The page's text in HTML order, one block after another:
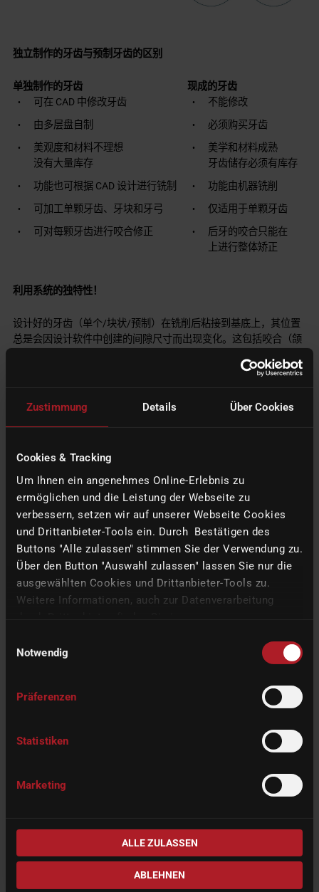
Zustimmung Details Über Cookies
Cookies & Tracking
Um Ihnen ein angenehmes Online-Erlebnis zu
ermöglichen und die Leistung der Webseite zu
verbessern, setzen wir auf unserer Webseite Cookies
und Drittanbieter-Tools ein. Durch Bestätigen des
Buttons "Alle zulassen" stimmen Sie der Verwendung zu.
Über den Button "Auswahl zulassen" lassen Sie nur die
ausgewählten Cookies und Drittanbieter-Tools zu.
Weitere Informationen, auch zur Datenverarbeitung
Notwendig
Präferenzen
Statistiken
Marketing
ALLE ZULASSEN
ABLEHNEN
独立制作的牙齿与预制牙齿的区别
单独制作的牙齿
现成的牙齿
可在 CAD 中修改牙齿
由多层盘自制
美观度和材料不理想
没有大量库存
功能也可根据 CAD 设计进行铣制
可加工单颗牙齿、牙块和牙弓
可对每颗牙齿进行咬合修正
不能修改
必须购买牙齿
美学和材料成熟
牙齿储存必须有库存
功能由机器铣削
仅适用于单颗牙齿
后牙的咬合只能在
上进行整体矫正
利用系统的独特性！
设计好的牙齿（单个/块状/预制）在铣削后粘接到基底上，其位置
总是会因设计软件中创建的间隙尺寸而出现变化。这包括咬合（颌
通过在 iCAM V5 智能软件中使用刷子标记干扰区域，可以在铣削过
CORiTEC 铣床中使用零点夹持系统进行精确的重新定位，才能实现
这一目标。使用快速成型技术、无零点夹紧系统的机器或适当的系
统都无法实现重新定位/重新连接。
包括零点夹紧系统的 CORiTEC 机床系统